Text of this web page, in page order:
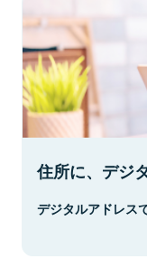
住所に、デジ
デジタルアドレス